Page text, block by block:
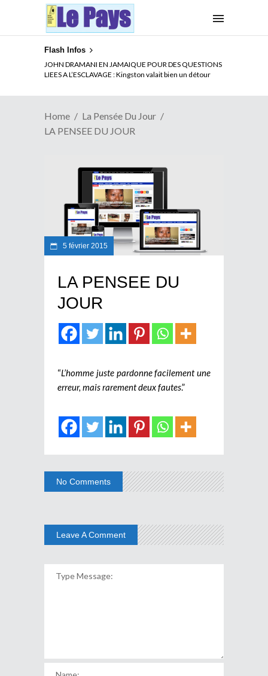
Flash Infos
JOHN DRAMANI EN JAMAIQUE POUR DES QUESTIONS
LIEES A L’ESCLAVAGE : Kingston valait bien un détour
Home
La Pensée Du Jour
LA PENSEE DU JOUR
5 février 2015
LA PENSEE DU
JOUR
“L’homme juste pardonne facilement une
erreur, mais rarement deux fautes.”
No Comments
Leave A Comment